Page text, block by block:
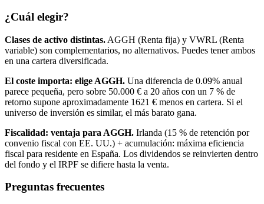
¿Cuál elegir?
Clases de activo distintas. AGGH (Renta fija) y VWRL (Renta
variable) son complementarios, no alternativos. Puedes tener ambos
en una cartera diversificada.
El coste importa: elige AGGH. Una diferencia de 0.09% anual
parece pequeña, pero sobre 50.000 € a 20 años con un 7 % de
retorno supone aproximadamente 1621 € menos en cartera. Si el
universo de inversión es similar, el más barato gana.
Fiscalidad: ventaja para AGGH. Irlanda (15 % de retención por
convenio fiscal con EE. UU.) + acumulación: máxima eficiencia
fiscal para residente en España. Los dividendos se reinvierten dentro
del fondo y el IRPF se difiere hasta la venta.
Preguntas frecuentes